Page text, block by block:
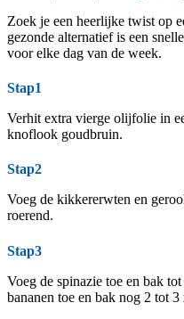
Zoek je een heerlijke twist op
gezonde alternatief is een
voor elke dag van de week.
Stap1
Verhit extra vierge olijfolie in
knoflook goudbruin.
Stap2
Voeg de kikkererwten en
roerend.
Stap3
Voeg de spinazie toe en bak
bananen toe en bak nog 2 tot 3